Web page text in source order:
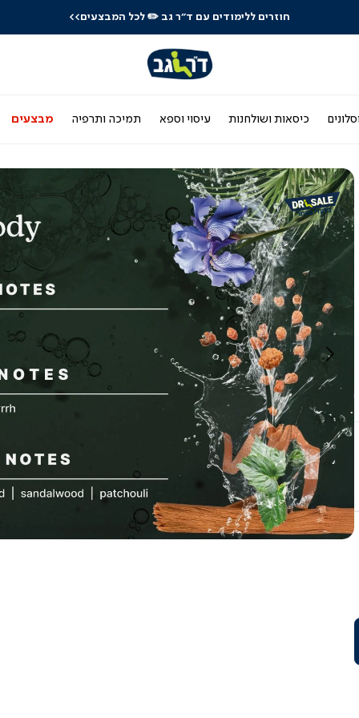
לרכישה טלפונית: 03-9533119
כיסאות ושולחנות עיסוי וספא תמיכה ותרפיה מבצעים